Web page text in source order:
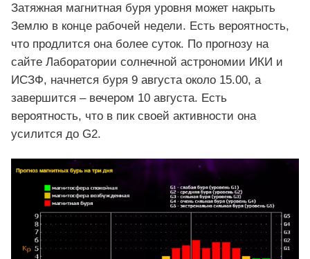
Затяжная магнитная буря уровня может накрыть
Землю в конце рабочей недели. Есть вероятность,
что продлится она более суток. По прогнозу на
сайте Лаборатории солнечной астрономии ИКИ и
ИСЗФ, начнется буря 9 августа около 15.00, а
завершится – вечером 10 августа. Есть
вероятность, что в пик своей активности она
усилится до G2.